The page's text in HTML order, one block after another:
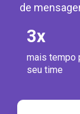
de
3x
mais tempo
seu time